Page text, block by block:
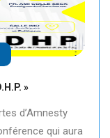
»
d’Amnesty
qui aura